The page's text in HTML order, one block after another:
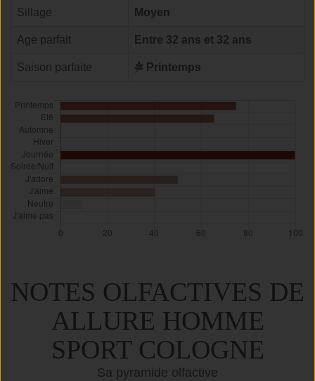
Sillage Moyen
Age parfait Entre 32 ans et 32 ans
Saison parfaite Printemps
NOTES OLFACTIVES DE
ALLURE HOMME
SPORT COLOGNE
Sa pyramide olfactive